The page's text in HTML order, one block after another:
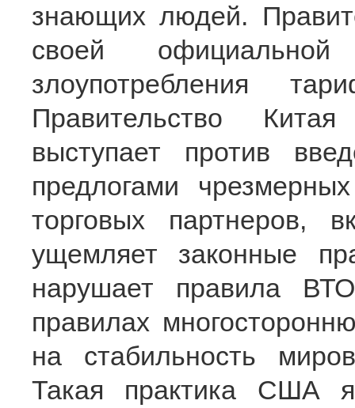
знающих людей.
своей
злоупотребления
Правительство
выступает против
предлогами
торговых партнеров,
ущемляет законные
нарушает правила
правилах
на стабильность
Такая практика США